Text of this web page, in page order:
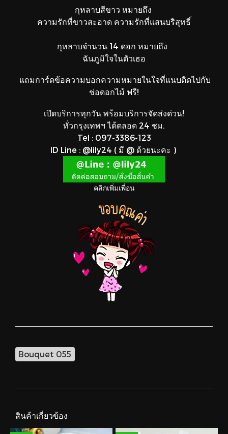
กุหลาบสีขาว หมายถึง
ความรักที่ขาวสะอาด ความรักที่แสนบริสุทธิ์
กุหลาบจำนวน 14 ดอก หมายถึง
ฉันภูมิใจในตัวเธอ
แถมการ์ดข้อความบอกความหมายในใจที่แนบติดไปกับ
ช่อดอกไม้ ฟรี!
เปิดบริการทุกวัน พร้อมบริการจัดส่งด่วน!
ทั่วกรุงเทพฯ ได้ตลอด 24 ชม.
Tel : 097-3386-123
ID Line : @lily24 ( มี @ ด้วยนะคะ )
คลิกเพิ่มเพื่อน
Bouquet 055
สินค้าเกี่ยวข้อง